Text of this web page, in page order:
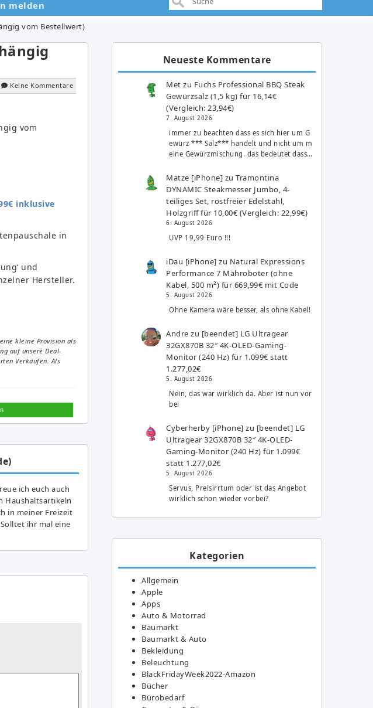
melden
vom Bestellwert)
Keine Kommentare
vom
inklusive
in
und
Hersteller.
kleine Provision als
auf unsere Deal-
Verkäufen. Als
ich euch auch
Haushaltsartikeln
in meiner Freizeit
ihr mal eine
Neueste Kommentare
Met zu Fuchs Professional BBQ Steak
Gewürzsalz (1,5 kg) für 16,14€
(Vergleich: 23,94€)
7. August 2026
immer zu beachten dass es sich hier um G
ewürz *** Salz*** handelt und nicht um m
eine Gewürzmischung. das bedeutet dass…
Matze [iPhone] zuTramontina
DYNAMIC Steakmesser Jumbo, 4-
teiliges Set, rostfreier Edelstahl,
Holzgriff für 10,00€ (Vergleich: 22,99€)
6. August 2026
UVP 19,99 Euro !!!
iDau [iPhone] zu Natural Expressions
Performance 7 Mähroboter (ohne
Kabel, 500 m²) für 669,99€ mit Code
5. August 2026
Ohne Kamera wäre besser, als ohne Kabel!
Andre zu [beendet] LG Ultragear
32GX870B 32″ 4K-OLED-Gaming-
Monitor (240 Hz) für 1.099€ statt
1.277,02€
5. August 2026
Nein, das war wirklich da. Aber ist nun vor
bei
Cyberherby [iPhone] zu [beendet] LG
Ultragear 32GX870B 32″ 4K-OLED-
Gaming-Monitor (240 Hz) für 1.099€
statt 1.277,02€
5. August 2026
Servus, Preisirrtum oder ist das Angebot
wirklich schon wieder vorbei?
Kategorien
Allgemein
Apple
Apps
Auto & Motorrad
Baumarkt
Baumarkt & Auto
Bekleidung
Beleuchtung
BlackFridayWeek2022-Amazon
Bücher
Bürobedarf